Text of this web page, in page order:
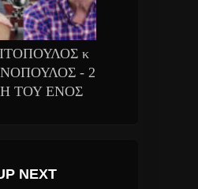
κ
- 2
ΤΟΥ ΕΝΟΣ
NEXT